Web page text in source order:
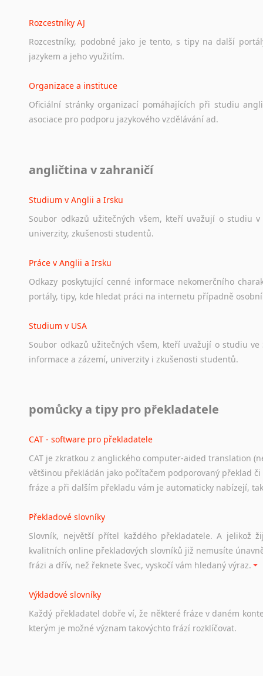
Rozcestníky AJ
Rozcestníky, podobné jako je tento, s tipy na další
jazykem a jeho využitím.
Organizace a instituce
Oficiální stránky organizací pomáhajících při studiu
asociace pro podporu jazykového vzdělávání ad.
Ať už se jedná o česká diskusní
angličtina v zahraničí
Studium v Anglii a Irsku
Soubor odkazů užitečných všem, kteří uvažují o studiu v
univerzity, zkušenosti studentů.
Práce v Anglii a Irsku
Odkazy poskytující cenné informace nekomerčního
portály, tipy, kde hledat práci na internetu případně osobní
Studium v USA
Soubor odkazů užitečných všem, kteří uvažují o studiu ve
informace a zázemí, univerzity i zkušenosti studentů.
Odkazy poskytující cenné informace nekomerčního
Studium v Austrálii
Soubor odkazů užitečných všem, kteří uvažují o studiu v
a zázemí, australské univerzity a samozřejmě i osobní
Práce v Austrálii
Odkazy poskytující cenné informace nekomerčního
hledat práci na internetu případně osobní zkušenosti
Hledáte-li
práci
stejná obecná pravidla, jako pro český životopis. Tak dost
pomůcky a tipy pro překladatele
CAT - software pro překladatele
CAT je zkratkou z anglického computer-aided translation
většinou překládán jako počítačem podporovaný překlad
fráze a při dalším překladu vám je automaticky nabízejí,
Překladové slovníky
Slovník, největší přítel každého překladatele. A jelikož
kvalitních online překladových slovníků již nemusíte
frázi a dřív, než řeknete švec, vyskočí vám hledaný výraz.
Výkladové slovníky
Každý překladatel dobře ví, že některé fráze v daném
kterým je možné význam takovýchto frází rozklíčovat.